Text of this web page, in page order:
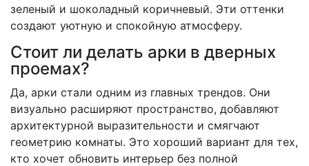
зеленый и шоколадный коричневый. Эти оттенки
создают уютную и спокойную атмосферу.
Стоит ли делать арки в дверных
проемах?
Да, арки стали одним из главных трендов. Они
визуально расширяют пространство, добавляют
архитектурной выразительности и смягчают
геометрию комнаты. Это хороший вариант для тех,
кто хочет обновить интерьер без полной